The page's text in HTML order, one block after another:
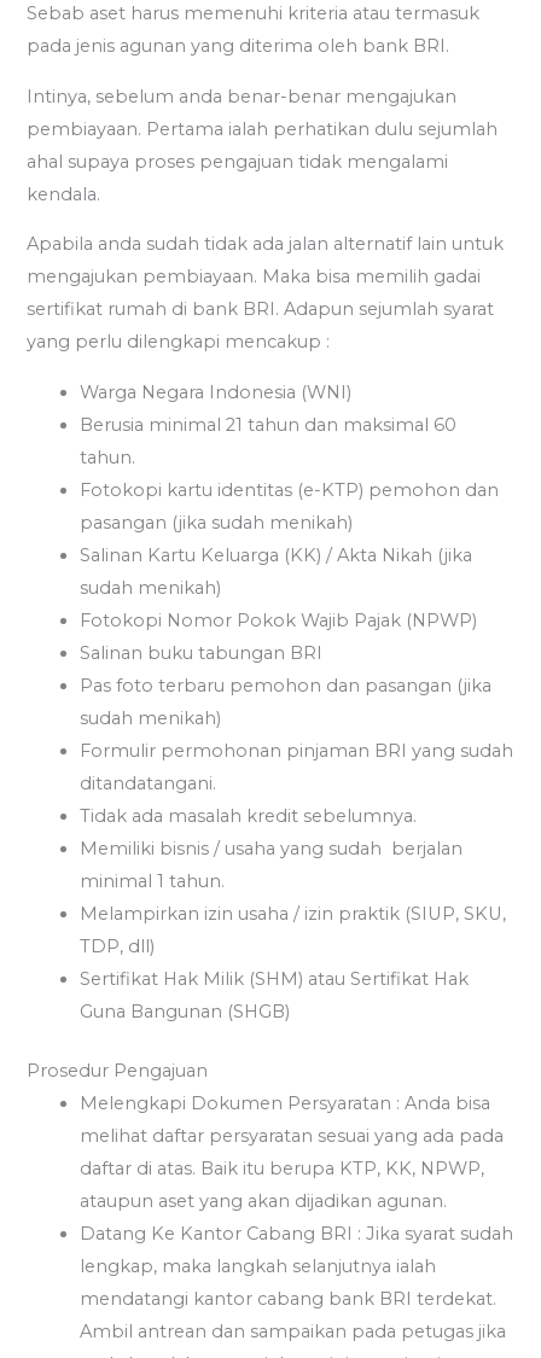
Sebab aset harus memenuhi kriteria atau termasuk
pada jenis agunan yang diterima oleh bank BRI.
Intinya, sebelum anda benar-benar mengajukan
pembiayaan. Pertama ialah perhatikan dulu sejumlah
ahal supaya proses pengajuan tidak mengalami
kendala.
Apabila anda sudah tidak ada jalan alternatif lain untuk
mengajukan pembiayaan. Maka bisa memilih gadai
sertifikat rumah di bank BRI. Adapun sejumlah syarat
yang perlu dilengkapi mencakup :
Warga Negara Indonesia (WNI)
Berusia minimal 21 tahun dan maksimal 60
tahun.
Fotokopi kartu identitas (e-KTP) pemohon dan
pasangan (jika sudah menikah)
Salinan Kartu Keluarga (KK) / Akta Nikah (jika
sudah menikah)
Fotokopi Nomor Pokok Wajib Pajak (NPWP)
Salinan buku tabungan BRI
Pas foto terbaru pemohon dan pasangan (jika
sudah menikah)
Formulir permohonan pinjaman BRI yang sudah
ditandatangani.
Tidak ada masalah kredit sebelumnya.
Memiliki bisnis / usaha yang sudah berjalan
minimal 1 tahun.
Melampirkan izin usaha / izin praktik (SIUP, SKU,
TDP, dll)
Sertifikat Hak Milik (SHM) atau Sertifikat Hak
Guna Bangunan (SHGB)
Prosedur Pengajuan
Melengkapi Dokumen Persyaratan : Anda bisa
melihat daftar persyaratan sesuai yang ada pada
daftar di atas. Baik itu berupa KTP, KK, NPWP,
ataupun aset yang akan dijadikan agunan.
Datang Ke Kantor Cabang BRI : Jika syarat sudah
lengkap, maka langkah selanjutnya ialah
mendatangi kantor cabang bank BRI terdekat.
Ambil antrean dan sampaikan pada petugas jika